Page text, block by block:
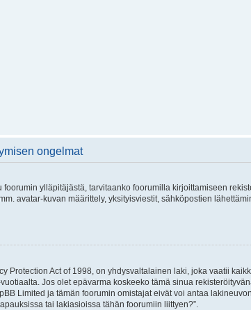
ongelmat
foorumin ylläpitäjästä, tarvitaanko foorumilla kirjoittamiseen
avatar-kuvan määrittely, yksityisviestit, sähköpostien
Protection Act of 1998, on yhdysvaltalainen laki, joka vaatii
Jos olet epävarma koskeeko tämä sinua
Limited ja tämän foorumin omistajat eivät voi antaa
tai lakiasioissa tähän foorumiin liittyen?”.